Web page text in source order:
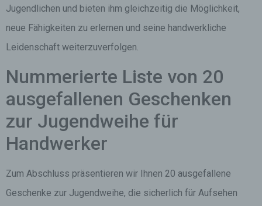
Jugendlichen und bieten ihm gleichzeitig die Möglichkeit,
neue Fähigkeiten zu erlernen und seine handwerkliche
Leidenschaft weiterzuverfolgen.
Nummerierte Liste von 20
ausgefallenen Geschenken
zur Jugendweihe für
Handwerker
Zum Abschluss präsentieren wir Ihnen 20 ausgefallene
Geschenke zur Jugendweihe, die sicherlich für Aufsehen